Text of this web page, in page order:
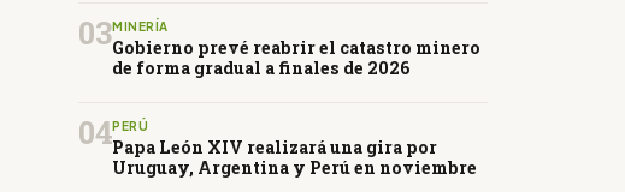
03MINERÍA
Gobierno prevé reabrir el catastro minero
de forma gradual a finales de 2026
04PERÚ
Papa León XIV realizará una gira por
Uruguay, Argentina y Perú en noviembre